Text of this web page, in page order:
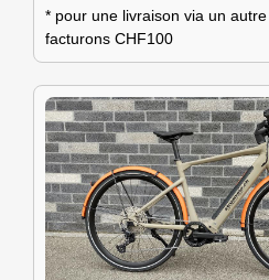
* pour une livraison via un
facturons CHF100